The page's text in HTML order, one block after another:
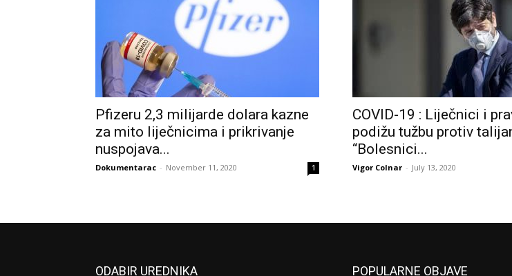
Pfizeru 2,3 milijarde dolara kazne
za mito liječnicima i prikrivanje
nuspojava...
Dokumentarac - November 11, 2020 1
COVID-19 : Liječnici i
podižu tužbu protiv
“Bolesnici...
Vigor Colnar - July 13, 2020
ODABIR UREDNIKA POPULARNE OBJAVE